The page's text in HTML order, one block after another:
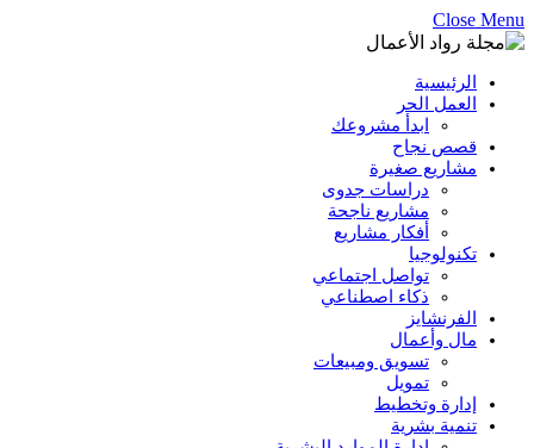
Close Menu
الرئيسية
العمل الحر
ابدأ مشروعك
قصص نجاح
مشاريع صغيرة
دراسات جدوى
مشاريع ناجحة
أفكار مشاريع
تكنولوجيا
تواصل اجتماعي
ذكاء اصطناعي
الفرنشايز
مال وأعمال
تسويق ومبيعات
تمويل
إدارة وتخطيط
تنمية بشرية